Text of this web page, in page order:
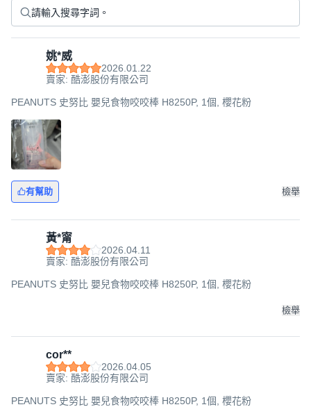
姚*威
2026.01.22
賣家: 酷澎股份有限公司
PEANUTS 史努比 嬰兒食物咬咬棒 H8250P, 1個, 櫻花粉
有幫助 檢舉
黃*甯
2026.04.11
賣家: 酷澎股份有限公司
PEANUTS 史努比 嬰兒食物咬咬棒 H8250P, 1個, 櫻花粉
檢舉
cor**
2026.04.05
賣家: 酷澎股份有限公司
PEANUTS 史努比 嬰兒食物咬咬棒 H8250P, 1個, 櫻花粉